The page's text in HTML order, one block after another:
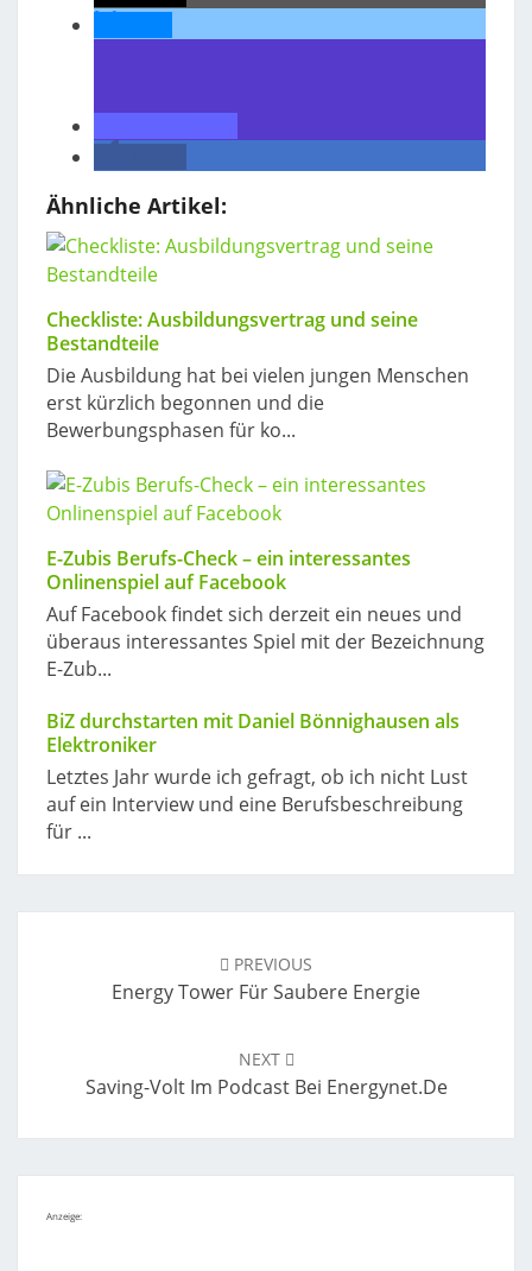
Ähnliche Artikel:
Checkliste: Ausbildungsvertrag und seine
Bestandteile
Die Ausbildung hat bei vielen jungen Menschen
erst kürzlich begonnen und die
Bewerbungsphasen für ko...
E-Zubis Berufs-Check – ein interessantes
Onlinenspiel auf Facebook
Auf Facebook findet sich derzeit ein neues und
überaus interessantes Spiel mit der Bezeichnung
E-Zub...
BiZ durchstarten mit Daniel Bönnighausen als
Elektroniker
Letztes Jahr wurde ich gefragt, ob ich nicht Lust
auf ein Interview und eine Berufsbeschreibung
für ...
PREVIOUS
Energy Tower Für Saubere Energie
NEXT
Saving-Volt Im Podcast Bei Energynet.de
Anzeige: